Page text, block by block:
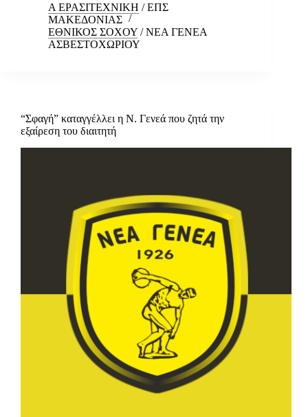
Α ΕΡΑΣΙΤΕΧΝΙΚΗ /ΕΠΣ
ΜΑΚΕΔΟΝΙΑΣ
ΕΘΝΙΚΟΣ ΣΟΧΟΥ /ΝΕΑ ΓΕΝΕΑ
ΑΣΒΕΣΤΟΧΩΡΙΟΥ
“Σφαγή” καταγγέλλει η Ν. Γενεά που ζητά την
εξαίρεση του διαιτητή